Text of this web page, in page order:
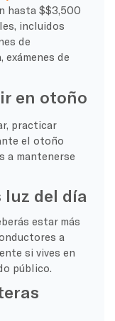
hasta $$3,500
incluidos
de
de
en otoño
practicar
el otoño
a mantenerse
luz del día
estar más
a
si vives en
público.